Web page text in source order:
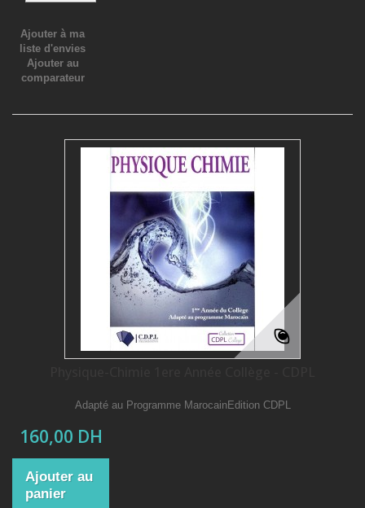
Ajouter à ma
liste d'envies
Ajouter au
comparateur
Adapté au Programme MarocainEdition CDPL
160,00 DH
Ajouter au
panier